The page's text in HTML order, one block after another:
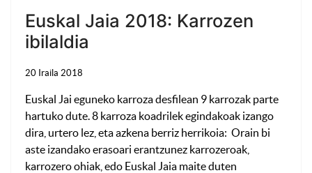
Euskal Jaia 2018: Karrozen
ibilaldia
20 Iraila 2018
Euskal Jai eguneko karroza desfilean 9 karrozak parte
hartuko dute. 8 karroza koadrilek egindakoak izango
dira, urtero lez, eta azkena berriz herrikoia: Orain bi
aste izandako erasoari erantzunez karrozeroak,
karrozero ohiak, edo Euskal Jaia maite duten